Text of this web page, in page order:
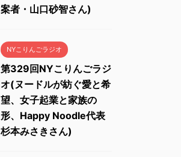
案者・山口砂智さん)
NYこりんごラジオ
第329回NYこりんごラジ
オ(ヌードルが紡ぐ愛と希
望、女子起業と家族の
形、Happy Noodle代表
杉本みさきさん)